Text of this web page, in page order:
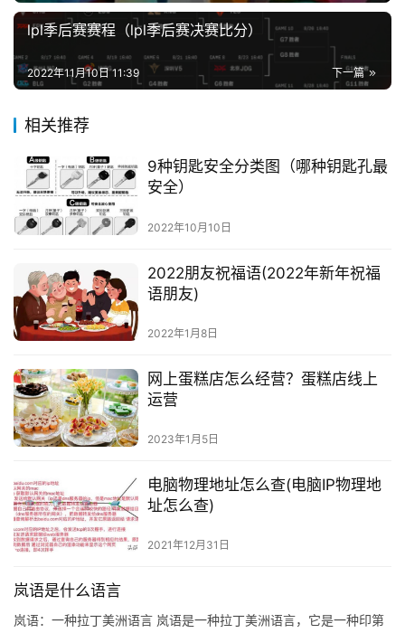
lpl季后赛赛程（lpl季后赛决赛比分）
下一篇
2022年11月10日 11:39
相关推荐
9种钥匙安全分类图（哪种钥匙孔最
安全）
2022年10月10日
2022朋友祝福语(2022年新年祝福
语朋友)
2022年1月8日
网上蛋糕店怎么经营？蛋糕店线上
运营
2023年1月5日
电脑物理地址怎么查(电脑IP物理地
址怎么查)
2021年12月31日
岚语是什么语言
岚语：一种拉丁美洲语言 岚语是一种拉丁美洲语言，它是一种印第